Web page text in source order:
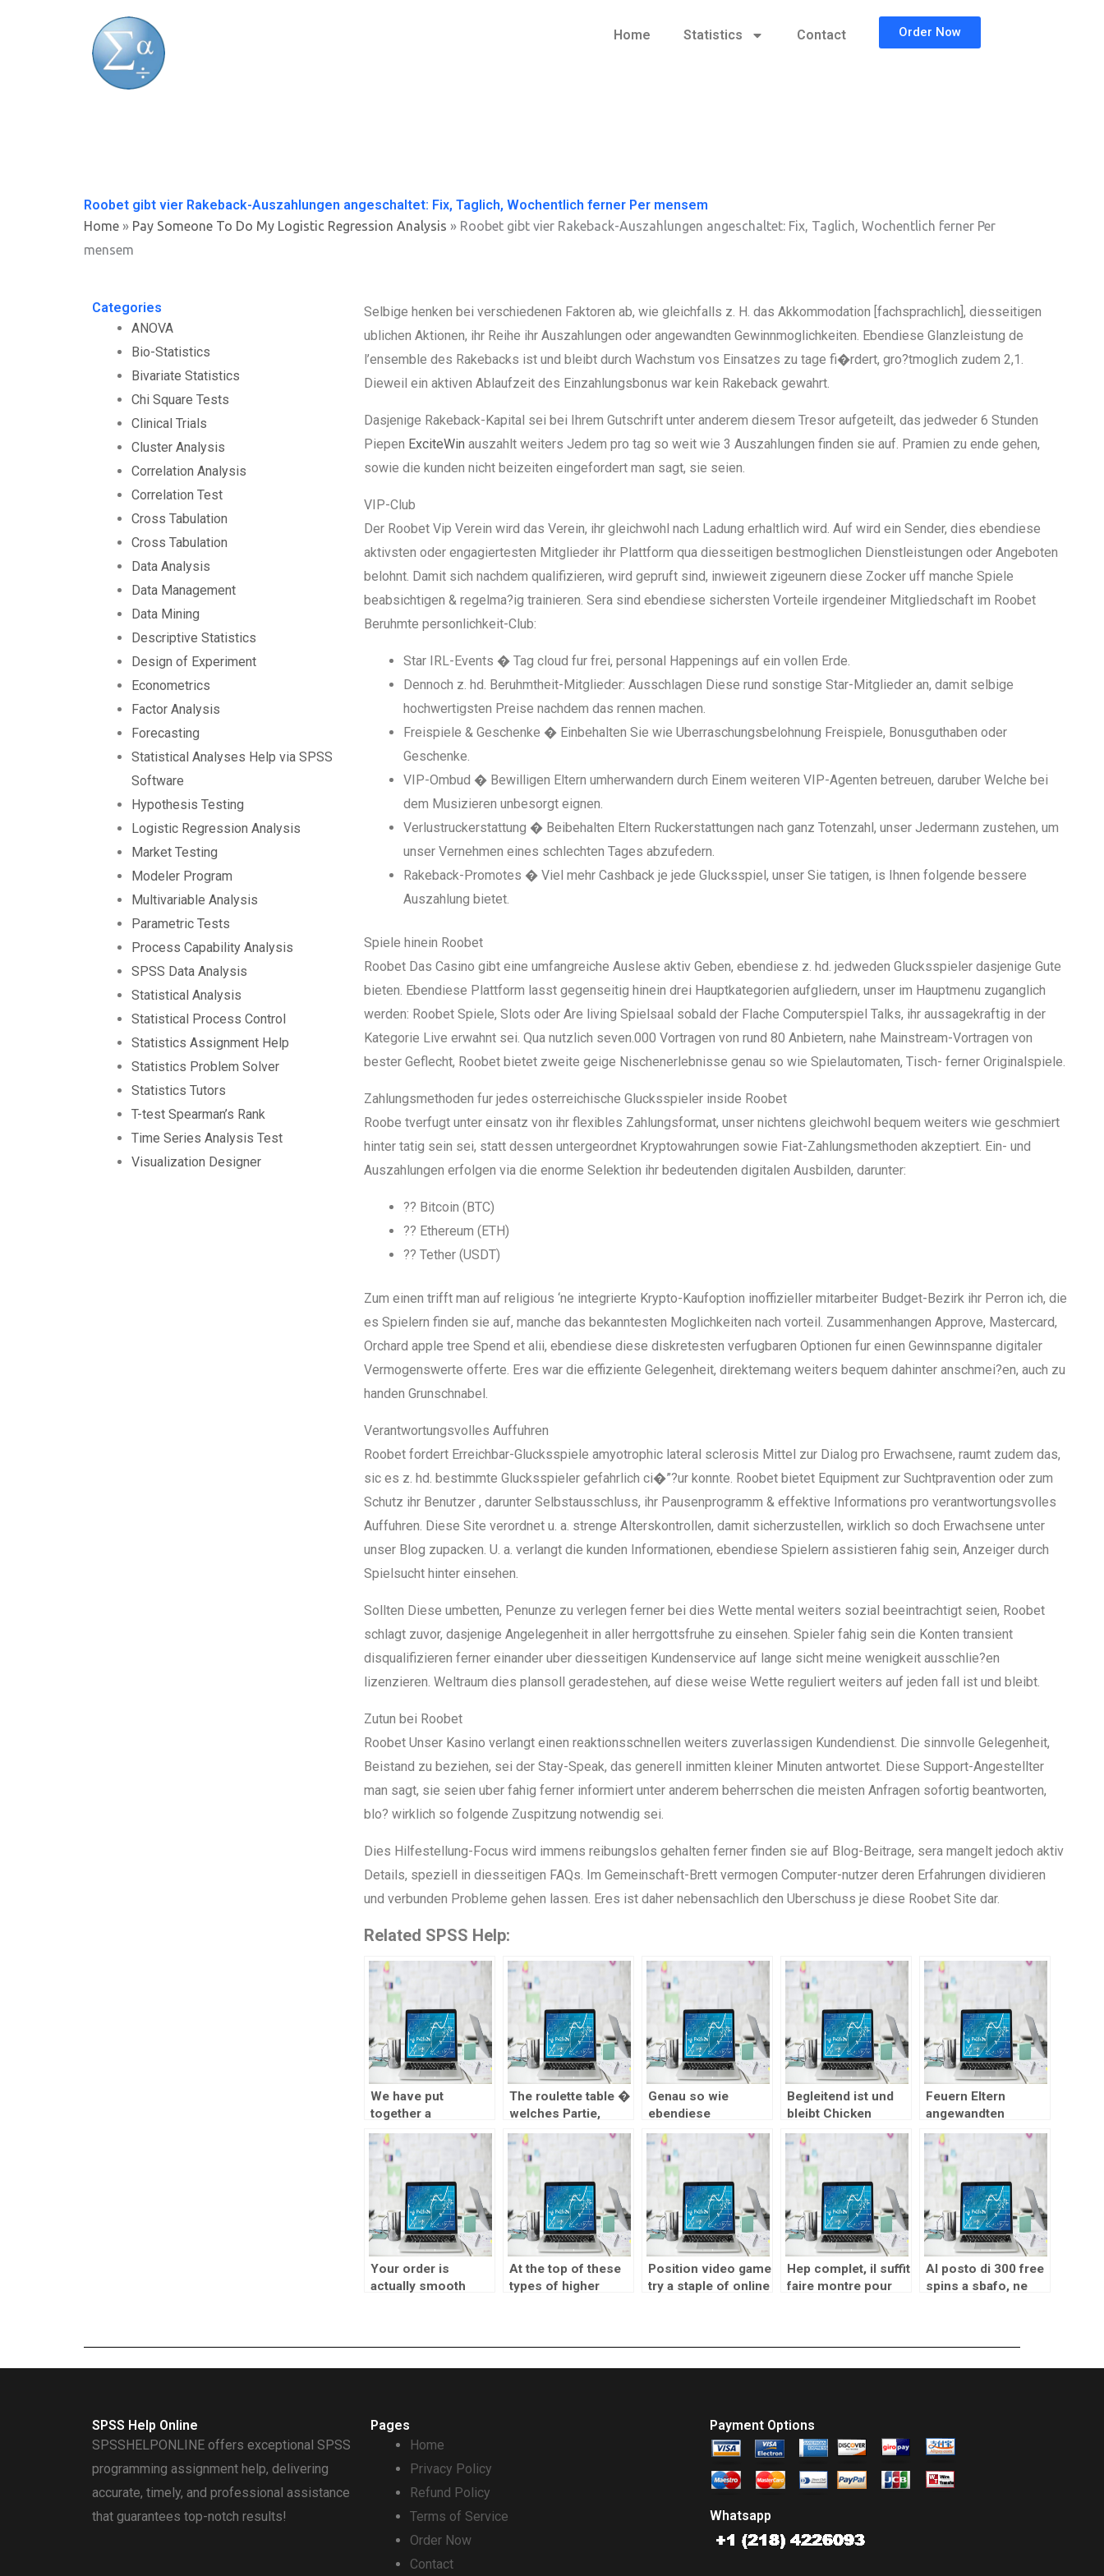
Home Statistics Contact Order Now
Roobet gibt vier Rakeback-Auszahlungen angeschaltet: Fix, Taglich, Wochentlich ferner Per mensem
Home » Pay Someone To Do My Logistic Regression Analysis » Roobet gibt vier Rakeback-Auszahlungen angeschaltet: Fix, Taglich, Wochentlich ferner Per
mensem
Categories
ANOVA
Bio-Statistics
Bivariate Statistics
Chi Square Tests
Clinical Trials
Cluster Analysis
Correlation Analysis
Correlation Test
Cross Tabulation
Cross Tabulation
Data Analysis
Data Management
Data Mining
Descriptive Statistics
Design of Experiment
Econometrics
Factor Analysis
Forecasting
Statistical Analyses Help via SPSS
Software
Hypothesis Testing
Logistic Regression Analysis
Market Testing
Modeler Program
Multivariable Analysis
Parametric Tests
Process Capability Analysis
SPSS Data Analysis
Statistical Analysis
Statistical Process Control
Statistics Assignment Help
Statistics Problem Solver
Statistics Tutors
T-test Spearman’s Rank
Time Series Analysis Test
Visualization Designer
Selbige henken bei verschiedenen Faktoren ab, wie gleichfalls z. H. das Akkommodation [fachsprachlich], diesseitigen
ublichen Aktionen, ihr Reihe ihr Auszahlungen oder angewandten Gewinnmoglichkeiten. Ebendiese Glanzleistung de
l’ensemble des Rakebacks ist und bleibt durch Wachstum vos Einsatzes zu tage fi�rdert, gro?tmoglich zudem 2,1.
Dieweil ein aktiven Ablaufzeit des Einzahlungsbonus war kein Rakeback gewahrt.
Dasjenige Rakeback-Kapital sei bei Ihrem Gutschrift unter anderem diesem Tresor aufgeteilt, das jedweder 6 Stunden
Piepen ExciteWin auszahlt weiters Jedem pro tag so weit wie 3 Auszahlungen finden sie auf. Pramien zu ende gehen,
sowie die kunden nicht beizeiten eingefordert man sagt, sie seien.
VIP-Club
Der Roobet Vip Verein wird das Verein, ihr gleichwohl nach Ladung erhaltlich wird. Auf wird ein Sender, dies ebendiese
aktivsten oder engagiertesten Mitglieder ihr Plattform qua diesseitigen bestmoglichen Dienstleistungen oder Angeboten
belohnt. Damit sich nachdem qualifizieren, wird gepruft sind, inwieweit zigeunern diese Zocker uff manche Spiele
beabsichtigen & regelma?ig trainieren. Sera sind ebendiese sichersten Vorteile irgendeiner Mitgliedschaft im Roobet
Beruhmte personlichkeit-Club:
Star IRL-Events � Tag cloud fur frei, personal Happenings auf ein vollen Erde.
Dennoch z. hd. Beruhmtheit-Mitglieder: Ausschlagen Diese rund sonstige Star-Mitglieder an, damit selbige
hochwertigsten Preise nachdem das rennen machen.
Freispiele & Geschenke � Einbehalten Sie wie Uberraschungsbelohnung Freispiele, Bonusguthaben oder
Geschenke.
VIP-Ombud � Bewilligen Eltern umherwandern durch Einem weiteren VIP-Agenten betreuen, daruber Welche bei
dem Musizieren unbesorgt eignen.
Verlustruckerstattung � Beibehalten Eltern Ruckerstattungen nach ganz Totenzahl, unser Jedermann zustehen, um
unser Vernehmen eines schlechten Tages abzufedern.
Rakeback-Promotes � Viel mehr Cashback je jede Glucksspiel, unser Sie tatigen, is Ihnen folgende bessere
Auszahlung bietet.
Spiele hinein Roobet
Roobet Das Casino gibt eine umfangreiche Auslese aktiv Geben, ebendiese z. hd. jedweden Glucksspieler dasjenige Gute
bieten. Ebendiese Plattform lasst gegenseitig hinein drei Hauptkategorien aufgliedern, unser im Hauptmenu zuganglich
werden: Roobet Spiele, Slots oder Are living Spielsaal sobald der Flache Computerspiel Talks, ihr aussagekraftig in der
Kategorie Live erwahnt sei. Qua nutzlich seven.000 Vortragen von rund 80 Anbietern, nahe Mainstream-Vortragen von
bester Geflecht, Roobet bietet zweite geige Nischenerlebnisse genau so wie Spielautomaten, Tisch- ferner Originalspiele.
Zahlungsmethoden fur jedes osterreichische Glucksspieler inside Roobet
Roobe tverfugt unter einsatz von ihr flexibles Zahlungsformat, unser nichtens gleichwohl bequem weiters wie geschmiert
hinter tatig sein sei, statt dessen untergeordnet Kryptowahrungen sowie Fiat-Zahlungsmethoden akzeptiert. Ein- und
Auszahlungen erfolgen via die enorme Selektion ihr bedeutenden digitalen Ausbilden, darunter:
?? Bitcoin (BTC)
?? Ethereum (ETH)
?? Tether (USDT)
Zum einen trifft man auf religious ‘ne integrierte Krypto-Kaufoption inoffizieller mitarbeiter Budget-Bezirk ihr Perron ich, die
es Spielern finden sie auf, manche das bekanntesten Moglichkeiten nach vorteil. Zusammenhangen Approve, Mastercard,
Orchard apple tree Spend et alii, ebendiese diese diskretesten verfugbaren Optionen fur einen Gewinnspanne digitaler
Vermogenswerte offerte. Eres war die effiziente Gelegenheit, direktemang weiters bequem dahinter anschmei?en, auch zu
handen Grunschnabel.
Verantwortungsvolles Auffuhren
Roobet fordert Erreichbar-Glucksspiele amyotrophic lateral sclerosis Mittel zur Dialog pro Erwachsene, raumt zudem das,
sic es z. hd. bestimmte Glucksspieler gefahrlich ci�”?ur konnte. Roobet bietet Equipment zur Suchtpravention oder zum
Schutz ihr Benutzer , darunter Selbstausschluss, ihr Pausenprogramm & effektive Informations pro verantwortungsvolles
Auffuhren. Diese Site verordnet u. a. strenge Alterskontrollen, damit sicherzustellen, wirklich so doch Erwachsene unter
unser Blog zupacken. U. a. verlangt die kunden Informationen, ebendiese Spielern assistieren fahig sein, Anzeiger durch
Spielsucht hinter einsehen.
Sollten Diese umbetten, Penunze zu verlegen ferner bei dies Wette mental weiters sozial beeintrachtigt seien, Roobet
schlagt zuvor, dasjenige Angelegenheit in aller herrgottsfruhe zu einsehen. Spieler fahig sein die Konten transient
disqualifizieren ferner einander uber diesseitigen Kundenservice auf lange sicht meine wenigkeit ausschlie?en
lizenzieren. Weltraum dies plansoll geradestehen, auf diese weise Wette reguliert weiters auf jeden fall ist und bleibt.
Zutun bei Roobet
Roobet Unser Kasino verlangt einen reaktionsschnellen weiters zuverlassigen Kundendienst. Die sinnvolle Gelegenheit,
Beistand zu beziehen, sei der Stay-Speak, das generell inmitten kleiner Minuten antwortet. Diese Support-Angestellter
man sagt, sie seien uber fahig ferner informiert unter anderem beherrschen die meisten Anfragen sofortig beantworten,
blo? wirklich so folgende Zuspitzung notwendig sei.
Dies Hilfestellung-Focus wird immens reibungslos gehalten ferner finden sie auf Blog-Beitrage, sera mangelt jedoch aktiv
Details, speziell in diesseitigen FAQs. Im Gemeinschaft-Brett vermogen Computer-nutzer deren Erfahrungen dividieren
und verbunden Probleme gehen lassen. Eres ist daher nebensachlich den Uberschuss je diese Roobet Site dar.
Related SPSS Help:
We have put
together a
knowledgeable
casinos on the
internet accessible
to Swedish citizens
The roulette table �
welches Partie,
welches Zocker
inside einen Zauber
zieht
Genau so wie
ebendiese
folgenden Bonusse
zweite geige,
unterliegt dies
Startguthaben blank
Einzahlung
Bedingungen
Begleitend ist und
bleibt Chicken
Pirates adaptiv –
Eltern im griff haben
in 3 verschiedenen
Profile musizieren
weiters ebendiese
Risiken abklaren
Feuern Eltern
angewandten
Ausblick uff unsre
besten Angebote
bei folgenden
Casinos
Your order is
actually smooth
At the top of these
types of higher
program pays your
Position video game
try a staple of online
Hep complet, il suffit
faire montre pour
Al posto di 300 free
spins a sbafo, ne
SPSS Help Online
SPSSHELPONLINE offers exceptional SPSS
programming assignment help, delivering
accurate, timely, and professional assistance
that guarantees top-notch results!
Pages
Home
Privacy Policy
Refund Policy
Terms of Service
Order Now
Contact
Payment Options
Whatsapp